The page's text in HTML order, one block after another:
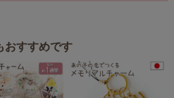
おすすめです